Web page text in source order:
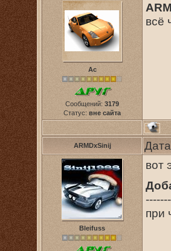
Ас
Сообщений: 3179
Статус: вне сайта
всё
ARMDxSinij
Bleifuss
вот
при